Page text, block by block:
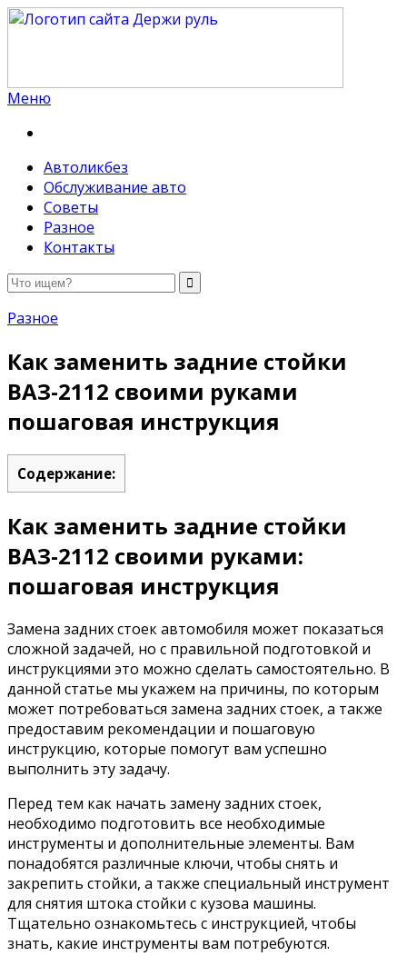
Меню
Автоликбез
Обслуживание авто
Советы
Разное
Контакты
Разное
Как заменить задние стойки
ВАЗ-2112 своими руками
пошаговая инструкция
Содержание:
Как заменить задние стойки
ВАЗ-2112 своими руками:
пошаговая инструкция
Замена задних стоек автомобиля может показаться
сложной задачей, но с правильной подготовкой и
инструкциями это можно сделать самостоятельно. В
данной статье мы укажем на причины, по которым
может потребоваться замена задних стоек, а также
предоставим рекомендации и пошаговую
инструкцию, которые помогут вам успешно
выполнить эту задачу.
Перед тем как начать замену задних стоек,
необходимо подготовить все необходимые
инструменты и дополнительные элементы. Вам
понадобятся различные ключи, чтобы снять и
закрепить стойки, а также специальный инструмент
для снятия штока стойки с кузова машины.
Тщательно ознакомьтесь с инструкцией, чтобы
знать, какие инструменты вам потребуются.